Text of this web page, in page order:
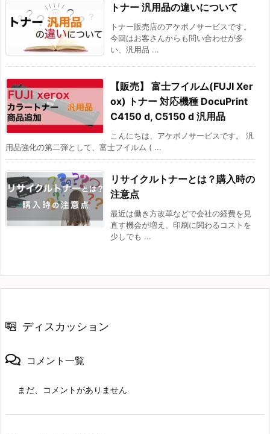
トナー 汎用品の違いについて
トナー販売店のアケボノサービスです。
今回はお客さんからも問い合わせが多
い、汎用品 ...
【販売】 富士フイルム(FUJI Xer
ox) トナー 対応機種 DocuPrint
C4150 d, C5150 d 汎用品
こんにちは、アケボノサービスです。 汎
用品強化の第二弾として、富士フイルム ( ...
リサイクルトナーとは？購入時の
注意点
最近は働き方改革などで会社の経費を見
直す機会が増え、印刷に関わるコストを
少しでも ...
ディスカッション
コメント一覧
まだ、コメントがありません